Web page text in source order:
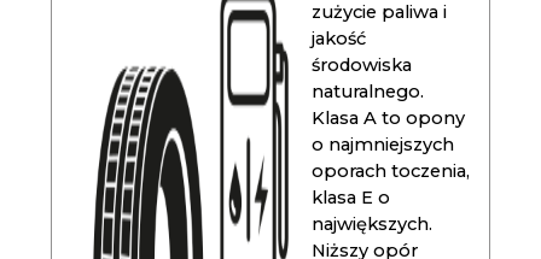
zużycie paliwa i
jakość
środowiska
naturalnego.
Klasa A to opony
o najmniejszych
oporach toczenia,
klasa E o
największych.
Niższy opór